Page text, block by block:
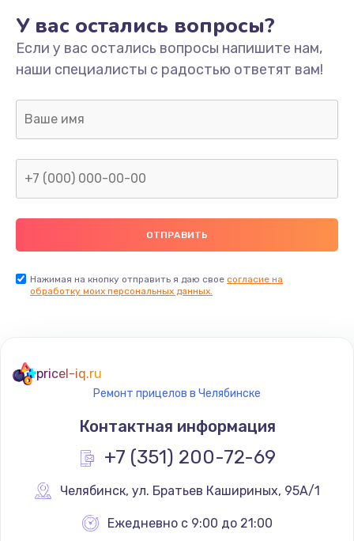
Замена/Pемонт карбюратора
1300 руб.
Заказать
Ремонт капиллярной трубки
400 руб.
Заказать
Замена термостата
1200 руб.
Заказать
Замена реле
У вас остались вопросы?
Если у вас остались вопросы напишите нам,
наши специалисты с радостью ответят вам!
Нажимая на кнопку отправить я даю свое согласие на
обработку моих персональных данных.
pricel-iq.ru
Ремонт прицелов в Челябинске
Контактная информация
+7 (351) 200-72-69
Челябинск, ул. Братьев Кашириных, 95А/1
Ежедневно с 9:00 до 21:00